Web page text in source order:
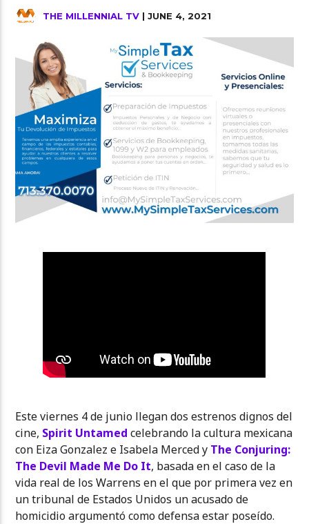
THE MILLENNIAL TV | JUNE 4, 2021
Este viernes 4 de junio llegan dos estrenos dignos del
cine, Spirit Untamed celebrando la cultura mexicana
con Eiza Gonzalez e Isabela Merced y The Conjuring:
The Devil Made Me Do It, basada en el caso de la
vida real de los Warrens en el que por primera vez en
un tribunal de Estados Unidos un acusado de
homicidio argumentó como defensa estar poseído.